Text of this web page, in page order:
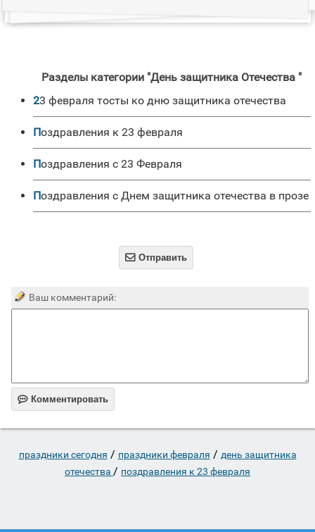
Разделы категории "День защитника Отечества "
23 февраля тосты ко дню защитника отечества
Поздравления к 23 февраля
Поздравления с 23 Февраля
Поздравления с Днем защитника отечества в прозе
 Отправить
Ваш комментарий:
 Комментировать
праздники сегодня / праздники февраля / день защитника
отечества / поздравления к 23 февраля